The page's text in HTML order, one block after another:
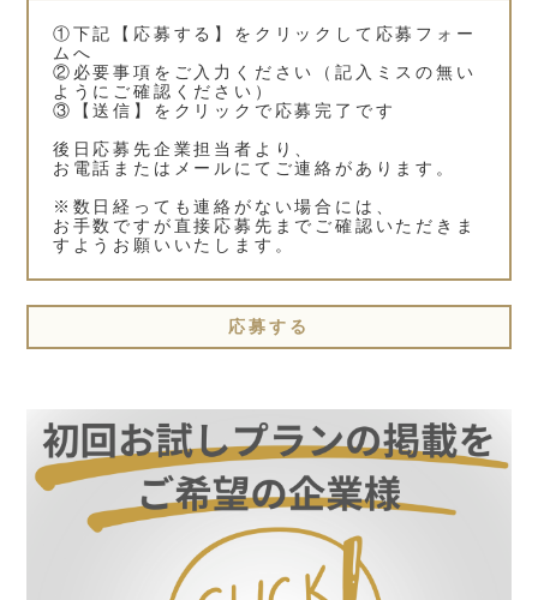
①下記【応募する】をクリックして応募フォー
ムへ
②必要事項をご入力ください（記入ミスの無い
ようにご確認ください）
③【送信】をクリックで応募完了です
後日応募先企業担当者より、
お電話またはメールにてご連絡があります。
※数日経っても連絡がない場合には、
お手数ですが直接応募先までご確認いただきま
すようお願いいたします。
応募する